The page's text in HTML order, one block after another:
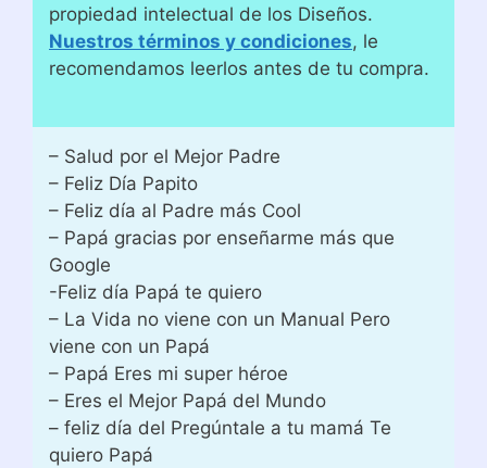
propiedad intelectual de los Diseños.
Nuestros términos y condiciones, le
recomendamos leerlos antes de tu compra.
– Salud por el Mejor Padre
– Feliz Día Papito
– Feliz día al Padre más Cool
– Papá gracias por enseñarme más que
Google
-Feliz día Papá te quiero
– La Vida no viene con un Manual Pero
viene con un Papá
– Papá Eres mi super héroe
– Eres el Mejor Papá del Mundo
– feliz día del Pregúntale a tu mamá Te
quiero Papá